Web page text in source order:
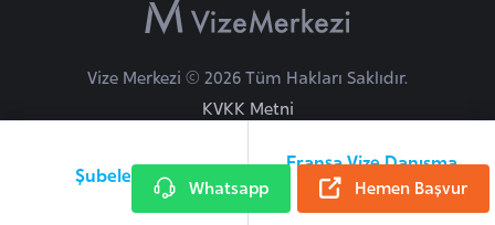
Şubelerimiz
Fransa Vize Danışma
Hattı
Vize Merkezi © 2026 Tüm Hakları Saklıdır.
KVKK Metni
Hemen Başvur
Whatsapp